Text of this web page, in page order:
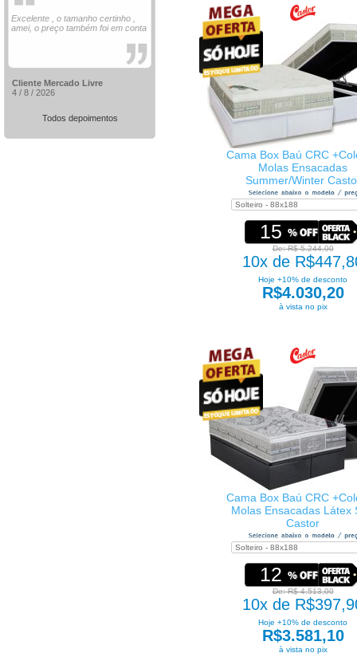
Cama Box Baú CRC
Molas Ensacadas
Summer/Winter
15
De: R$ 5.244,00
10x de
Hoje +10% de desconto
R$4.030,20
à vista no pix
Cama Box Baú CRC
Molas Ensacadas Látex
Castor
12
De: R$ 4.513,00
10x de
Hoje +10% de desconto
R$3.581,10
à vista no pix
Excelente , o tamanho certinho ,
amei, o preço também foi em conta
Cliente Mercado Livre
4 / 8 / 2026
Todos depoimentos